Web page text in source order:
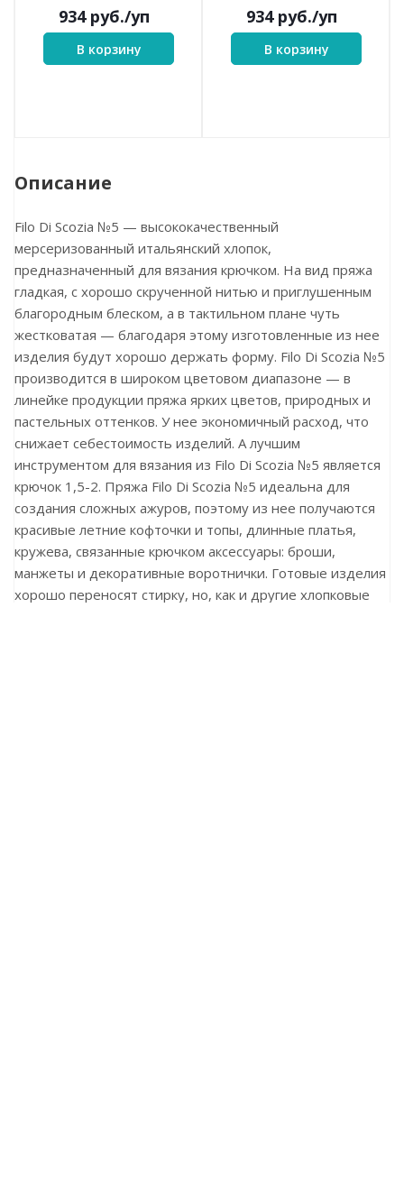
934руб./уп
В корзину
934руб./уп
В корзину
Описание
Filo Di Scozia №5 — высококачественный
мерсеризованный итальянский хлопок,
предназначенный для вязания крючком. На вид пряжа
гладкая, с хорошо скрученной нитью и приглушенным
благородным блеском, а в тактильном плане чуть
жестковатая — благодаря этому изготовленные из нее
изделия будут хорошо держать форму. Filo Di Scozia №5
производится в широком цветовом диапазоне — в
линейке продукции пряжа ярких цветов, природных и
пастельных оттенков. У нее экономичный расход, что
снижает себестоимость изделий. А лучшим
инструментом для вязания из Filo Di Scozia №5 является
крючок 1,5-2. Пряжа Filo Di Scozia №5 идеальна для
создания сложных ажуров, поэтому из нее получаются
красивые летние кофточки и топы, длинные платья,
кружева, связанные крючком аксессуары: броши,
манжеты и декоративные воротнички. Готовые изделия
хорошо переносят стирку, но, как и другие хлопковые